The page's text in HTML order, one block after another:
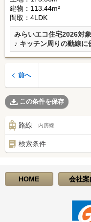
建物：113.44m²
間取：4LDK
みらいエコ住宅2026対
♪ キッチン周りの動線
前へ
この条件を保存
路線 内房線
検索条件
HOME 会社案